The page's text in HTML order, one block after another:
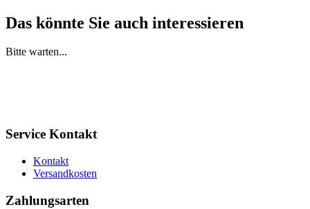
Das könnte Sie auch interessieren
Bitte warten...
Service Kontakt
Kontakt
Versandkosten
Zahlungsarten